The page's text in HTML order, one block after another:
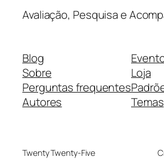
Avaliação, Pesquisa e
Blog
Sobre
Perguntas frequentes
Autores
Loja
Temas
Twenty Twenty-Five